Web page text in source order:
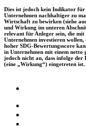
Dies ist jedoch kein Indikator für
Unternehmen nachhaltiger zu
Wirtschaft zu bewirken (siehe
und Wirkung im unteren
relevant für Anleger sein, die
Unternehmen investieren
hoher SDG-Bewertungsscore
in Unternehmen mit einem
jedoch nicht an, dass infolge der
(eine „Wirkung“) eingetreten ist.